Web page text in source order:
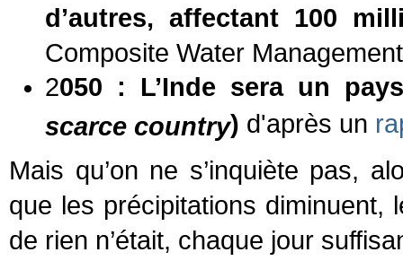
d’autres, affectant 100
Composite Water
2050 : L’Inde sera un
scarce country) d'après un
Mais qu’on ne s’inquiète pas,
que les précipitations diminuent,
de rien n’était, chaque jour